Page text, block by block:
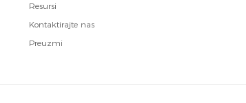
Resursi
Kontaktirajte nas
Preuzmi